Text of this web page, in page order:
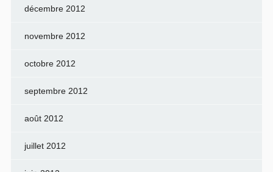
décembre 2012
novembre 2012
octobre 2012
septembre 2012
août 2012
juillet 2012